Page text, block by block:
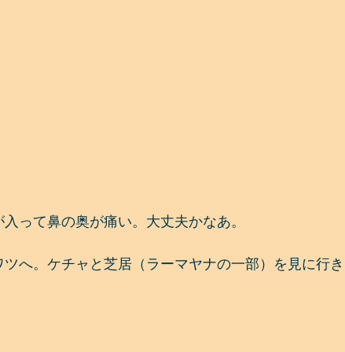
って鼻の奥が痛い。大丈夫かなあ。
へ。ケチャと芝居（ラーマヤナの一部）を見に行